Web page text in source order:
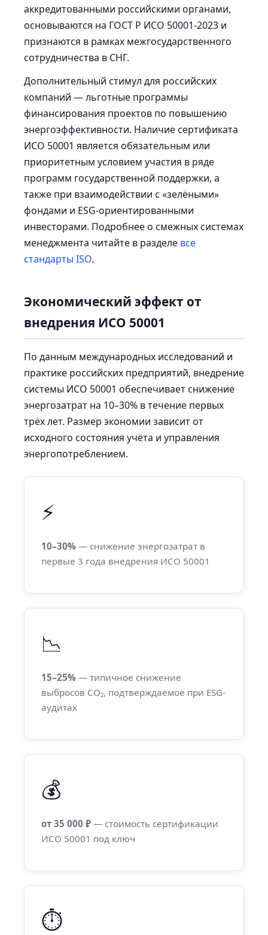
аккредитованными российскими органами,
основываются на ГОСТ Р ИСО 50001-2023 и
признаются в рамках межгосударственного
сотрудничества в СНГ.
Дополнительный стимул для российских
компаний — льготные программы
финансирования проектов по повышению
энергоэффективности. Наличие сертификата
ИСО 50001 является обязательным или
приоритетным условием участия в ряде
программ государственной поддержки, а
также при взаимодействии с «зелёными»
фондами и ESG-ориентированными
инвесторами. Подробнее о смежных системах
менеджмента читайте в разделе все
стандарты ISO.
Экономический эффект от
внедрения ИСО 50001
По данным международных исследований и
практике российских предприятий, внедрение
системы ИСО 50001 обеспечивает снижение
энергозатрат на 10–30% в течение первых
трёх лет. Размер экономии зависит от
исходного состояния учёта и управления
энергопотреблением.
⚡
10–30% — снижение энергозатрат в
первые 3 года внедрения ИСО 50001
📉
15–25% — типичное снижение
выбросов CO₂, подтверждаемое при ESG-
аудитах
💰
от 35 000 ₽ — стоимость сертификации
ИСО 50001 под ключ
⏱